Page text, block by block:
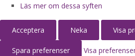
Läs mer om dessa syften
Acceptera Neka Visa
Spara preferenser Visa